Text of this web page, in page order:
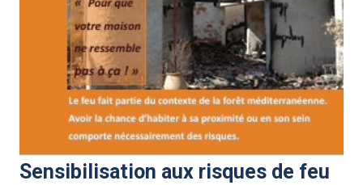
Sensibilisation aux risques de feu